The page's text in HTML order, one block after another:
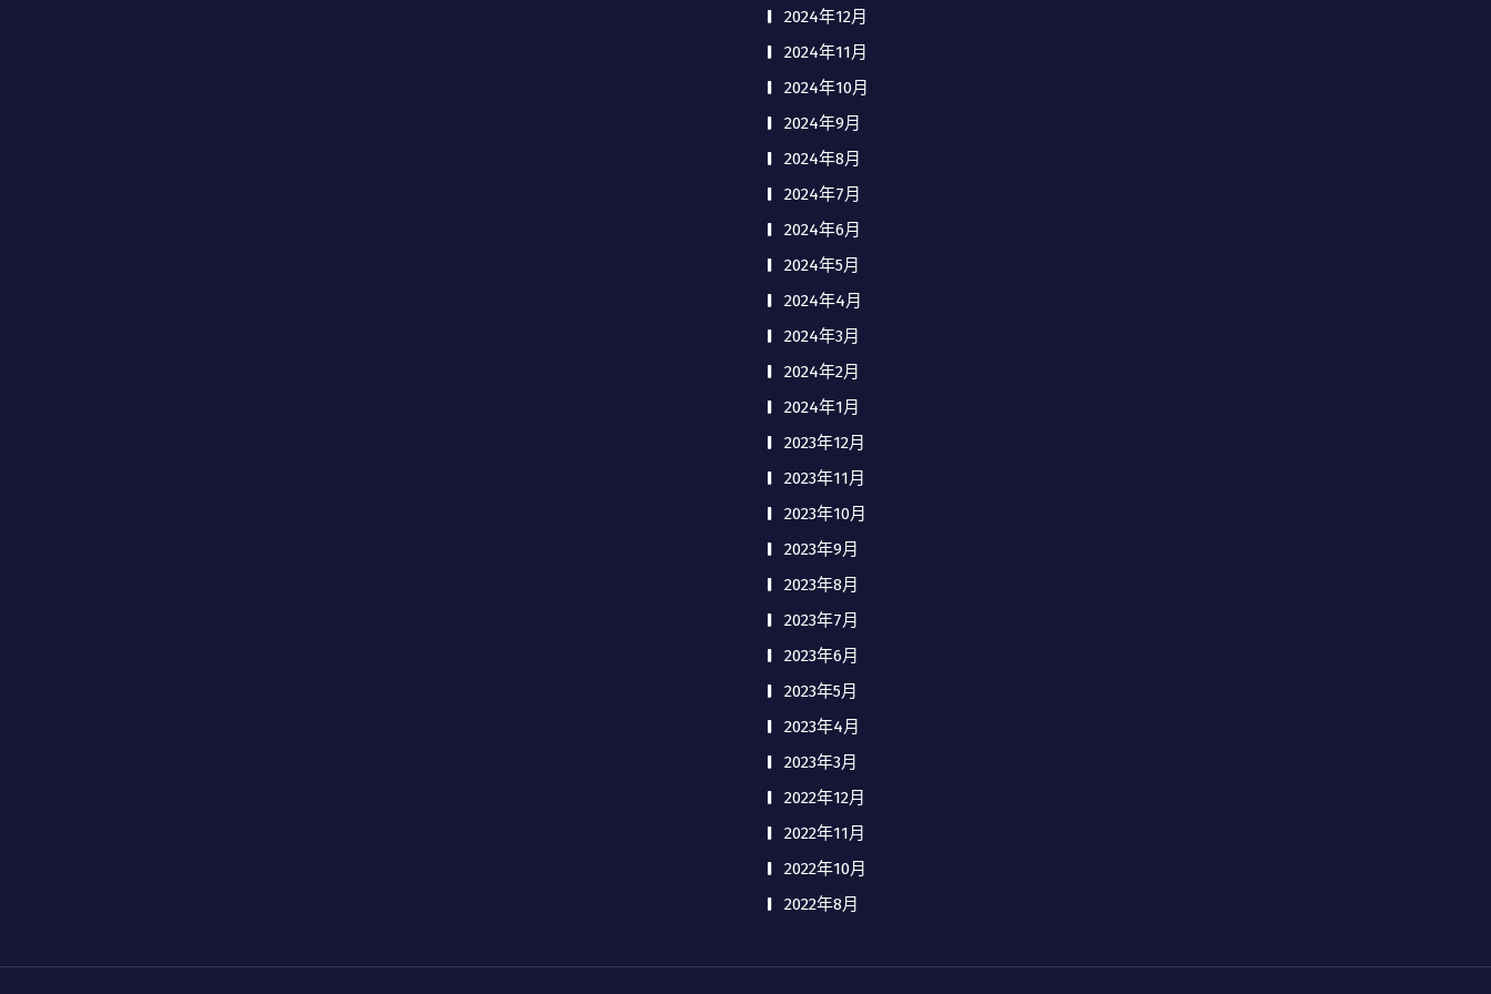
2024年12月
2024年11月
2024年10月
2024年9月
2024年8月
2024年7月
2024年6月
2024年5月
2024年4月
2024年3月
2024年2月
2024年1月
2023年12月
2023年11月
2023年10月
2023年9月
2023年8月
2023年7月
2023年6月
2023年5月
2023年4月
2023年3月
2022年12月
2022年11月
2022年10月
2022年8月